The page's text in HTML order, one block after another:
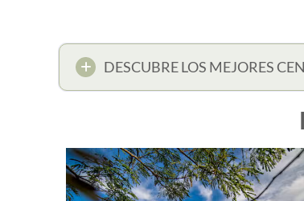
DESCUBRE LOS MEJORES